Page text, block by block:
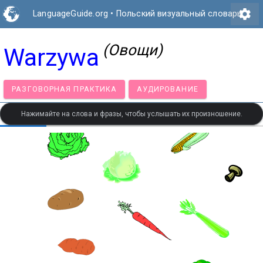
LanguageGuide.org • Польский визуальный словарьsettings
Warzywa (Овощи)
РАЗГОВОРНАЯ ПРАКТИКА АУДИРОВАНИЕ
Нажимайте на слова и фразы, чтобы услышать их произношение.